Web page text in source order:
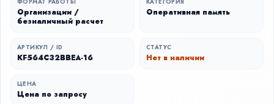
ФОРМАТ РАБОТЫ
Организации /
безналичный расчет
КАТЕГОРИЯ
Оперативная память
АРТИКУЛ / ID
KF564C32BBEA-16
СТАТУС
Нет в наличии
ЦЕНА
Цена по запросу